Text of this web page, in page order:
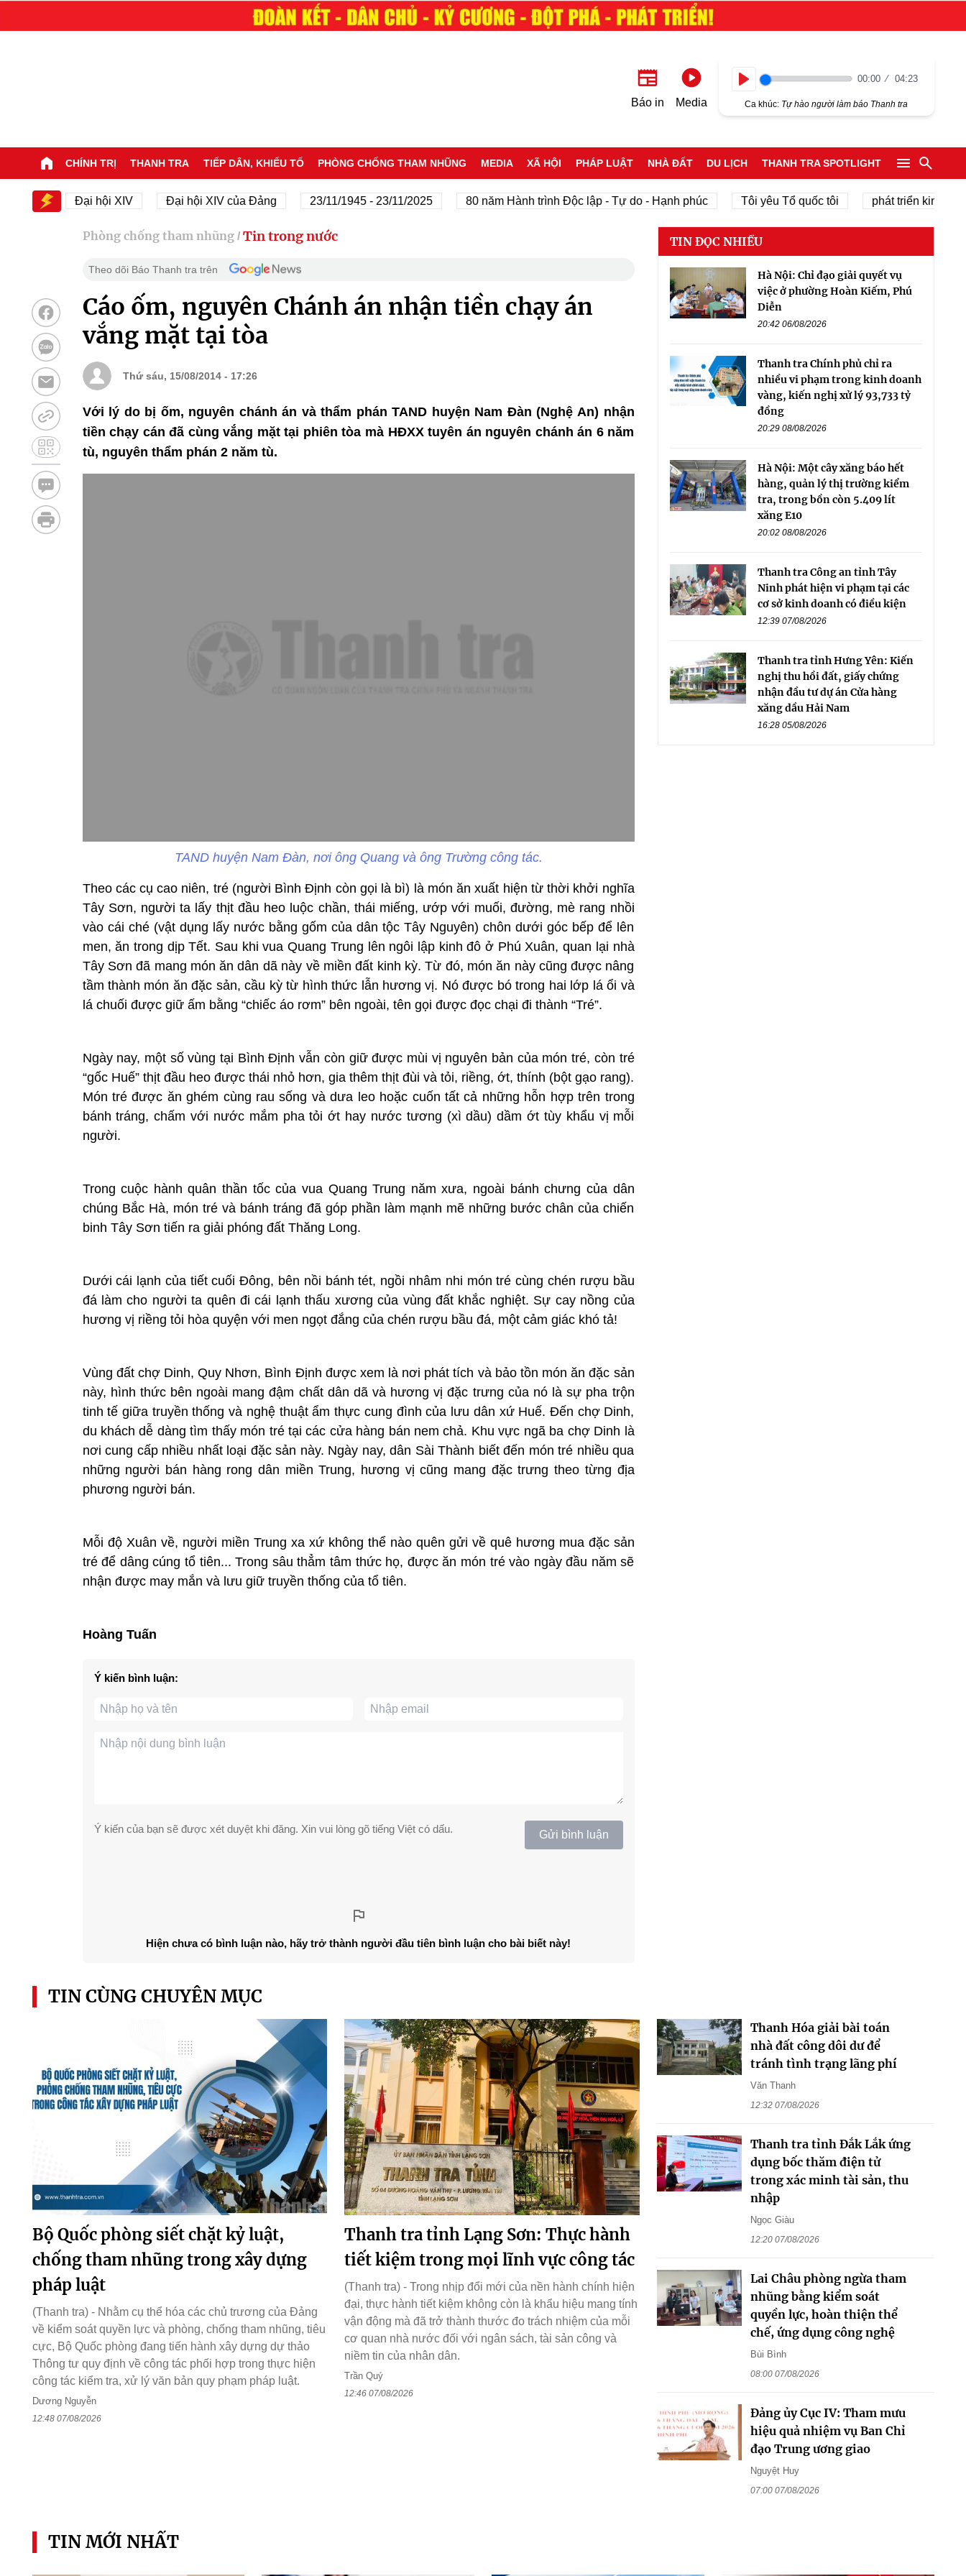
Báo in Media
00:00 04:23
Ca khúc: Tự hào người làm báo Thanh tra
CHÍNH TRỊ THANH TRA TIẾP DÂN, KHIẾU TỐ PHÒNG CHỐNG THAM NHŨNG MEDIA XÃ HỘI PHÁP LUẬT NHÀ ĐẤT DU LỊCH THANH TRA SPOTLIGHT
Đại hội XIV Đại hội XIV của Đảng 23/11/1945 - 23/11/2025 80 năm Hành trình Độc lập - Tự do - Hạnh phúc Tôi yêu Tổ quốc tôi phát triển kinh tế tư
Phòng chống tham nhũng / Tin trong nước
Theo dõi Báo Thanh tra trên
Cáo ốm, nguyên Chánh án nhận tiền chạy án
vắng mặt tại tòa
Thứ sáu, 15/08/2014 - 17:26
Với lý do bị ốm, nguyên chánh án và thẩm phán TAND huyện Nam Đàn (Nghệ An) nhận
tiền chạy cán đã cùng vắng mặt tại phiên tòa mà HĐXX tuyên án nguyên chánh án 6 năm
tù, nguyên thẩm phán 2 năm tù.
TAND huyện Nam Đàn, nơi ông Quang và ông Trường công tác.
Theo các cụ cao niên, tré (người Bình Định còn gọi là bì) là món ăn xuất hiện từ thời khởi nghĩa
Tây Sơn, người ta lấy thịt đầu heo luộc chần, thái miếng, ướp với muối, đường, mè rang nhồi
vào cái ché (vật dụng lấy nước bằng gốm của dân tộc Tây Nguyên) chôn dưới góc bếp để lên
men, ăn trong dịp Tết. Sau khi vua Quang Trung lên ngôi lập kinh đô ở Phú Xuân, quan lại nhà
Tây Sơn đã mang món ăn dân dã này về miền đất kinh kỳ. Từ đó, món ăn này cũng được nâng
tầm thành món ăn đặc sản, cầu kỳ từ hình thức lẫn hương vị. Nó được bó trong hai lớp lá ổi và
lá chuối được giữ ấm bằng “chiếc áo rơm” bên ngoài, tên gọi được đọc chại đi thành “Tré”.
Ngày nay, một số vùng tại Bình Định vẫn còn giữ được mùi vị nguyên bản của món tré, còn tré
“gốc Huế” thịt đầu heo được thái nhỏ hơn, gia thêm thịt đùi và tỏi, riềng, ớt, thính (bột gạo rang).
Món tré được ăn ghém cùng rau sống và dưa leo hoặc cuốn tất cả những hỗn hợp trên trong
bánh tráng, chấm với nước mắm pha tỏi ớt hay nước tương (xì dầu) dầm ớt tùy khẩu vị mỗi
người.
Trong cuộc hành quân thần tốc của vua Quang Trung năm xưa, ngoài bánh chưng của dân
chúng Bắc Hà, món tré và bánh tráng đã góp phần làm mạnh mẽ những bước chân của chiến
binh Tây Sơn tiến ra giải phóng đất Thăng Long.
Dưới cái lạnh của tiết cuối Đông, bên nồi bánh tét, ngồi nhâm nhi món tré cùng chén rượu bầu
đá làm cho người ta quên đi cái lạnh thấu xương của vùng đất khắc nghiệt. Sự cay nồng của
hương vị riềng tỏi hòa quyện với men ngọt đắng của chén rượu bầu đá, một cảm giác khó tả!
Vùng đất chợ Dinh, Quy Nhơn, Bình Định được xem là nơi phát tích và bảo tồn món ăn đặc sản
này, hình thức bên ngoài mang đậm chất dân dã và hương vị đặc trưng của nó là sự pha trộn
tinh tế giữa truyền thống và nghệ thuật ẩm thực cung đình của lưu dân xứ Huế. Đến chợ Dinh,
du khách dễ dàng tìm thấy món tré tại các cửa hàng bán nem chả. Khu vực ngã ba chợ Dinh là
nơi cung cấp nhiều nhất loại đặc sản này. Ngày nay, dân Sài Thành biết đến món tré nhiều qua
những người bán hàng rong dân miền Trung, hương vị cũng mang đặc trưng theo từng địa
phương người bán.
Mỗi độ Xuân về, người miền Trung xa xứ không thể nào quên gửi về quê hương mua đặc sản
tré để dâng cúng tổ tiên... Trong sâu thẳm tâm thức họ, được ăn món tré vào ngày đầu năm sẽ
nhận được may mắn và lưu giữ truyền thống của tổ tiên.
Hoàng Tuấn
Ý kiến bình luận:
Ý kiến của bạn sẽ được xét duyệt khi đăng. Xin vui lòng gõ tiếng Việt có dấu. Gửi bình luận
Hiện chưa có bình luận nào, hãy trở thành người đầu tiên bình luận cho bài biết này!
TIN ĐỌC NHIỀU
Hà Nội: Chỉ đạo giải quyết vụ
việc ở phường Hoàn Kiếm, Phú
Diễn
20:42 06/08/2026
Thanh tra Chính phủ chỉ ra
nhiều vi phạm trong kinh doanh
vàng, kiến nghị xử lý 93,733 tỷ
đồng
20:29 08/08/2026
Hà Nội: Một cây xăng báo hết
hàng, quản lý thị trường kiểm
tra, trong bồn còn 5.409 lít
xăng E10
20:02 08/08/2026
Thanh tra Công an tỉnh Tây
Ninh phát hiện vi phạm tại các
cơ sở kinh doanh có điều kiện
12:39 07/08/2026
Thanh tra tỉnh Hưng Yên: Kiến
nghị thu hồi đất, giấy chứng
nhận đầu tư dự án Cửa hàng
xăng dầu Hải Nam
16:28 05/08/2026
TIN CÙNG CHUYÊN MỤC
Bộ Quốc phòng siết chặt kỷ luật,
chống tham nhũng trong xây dựng
pháp luật
(Thanh tra) - Nhằm cụ thể hóa các chủ trương của Đảng
về kiểm soát quyền lực và phòng, chống tham nhũng, tiêu
cực, Bộ Quốc phòng đang tiến hành xây dựng dự thảo
Thông tư quy định về công tác phối hợp trong thực hiện
công tác kiểm tra, xử lý văn bản quy phạm pháp luật.
Dương Nguyễn
12:48 07/08/2026
Thanh tra tỉnh Lạng Sơn: Thực hành
tiết kiệm trong mọi lĩnh vực công tác
(Thanh tra) - Trong nhịp đổi mới của nền hành chính hiện
đại, thực hành tiết kiệm không còn là khẩu hiệu mang tính
vận động mà đã trở thành thước đo trách nhiệm của mỗi
cơ quan nhà nước đối với ngân sách, tài sản công và
niềm tin của nhân dân.
Trần Quý
12:46 07/08/2026
Thanh Hóa giải bài toán
nhà đất công dôi dư để
tránh tình trạng lãng phí
Văn Thanh
12:32 07/08/2026
Thanh tra tỉnh Đắk Lắk ứng
dụng bốc thăm điện tử
trong xác minh tài sản, thu
nhập
Ngọc Giàu
12:20 07/08/2026
Lai Châu phòng ngừa tham
nhũng bằng kiểm soát
quyền lực, hoàn thiện thể
chế, ứng dụng công nghệ
Bùi Bình
08:00 07/08/2026
Đảng ủy Cục IV: Tham mưu
hiệu quả nhiệm vụ Ban Chỉ
đạo Trung ương giao
Nguyệt Huy
07:00 07/08/2026
TIN MỚI NHẤT